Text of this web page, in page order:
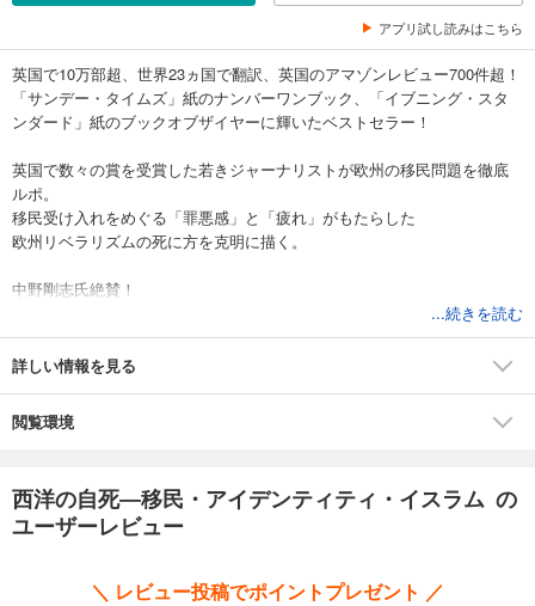
アプリ試し読みはこちら
英国で10万部超、世界23ヵ国で翻訳、英国のアマゾンレビュー700件超！
「サンデー・タイムズ」紙のナンバーワンブック、「イブニング・スタ
ンダード」紙のブックオブザイヤーに輝いたベストセラー！
英国で数々の賞を受賞した若きジャーナリストが欧州の移民問題を徹底
ルポ。
移民受け入れをめぐる「罪悪感」と「疲れ」がもたらした
欧州リベラリズムの死に方を克明に描く。
中野剛志氏絶賛！
「本書の著者マレーに匹敵するような優れた書き手が、残念ながら日本
にはいない。
われわれ日本人は、本書を日本の<自死>として読み換えなければならな
出生率の低下、移民問題、増幅する社会への不信感、自己嫌悪感など、
今日の欧州大陸を覆う閉塞感は、人々が自身の社会について議論したり
著者は、シリア難民や移民問題をめぐって、ベルリンからパリ、ギリシ
...続きを読む
詳しい情報を見る
閲覧環境
西洋の自死―移民・アイデンティティ・イスラム の
ユーザーレビュー
＼ レビュー投稿でポイントプレゼント ／